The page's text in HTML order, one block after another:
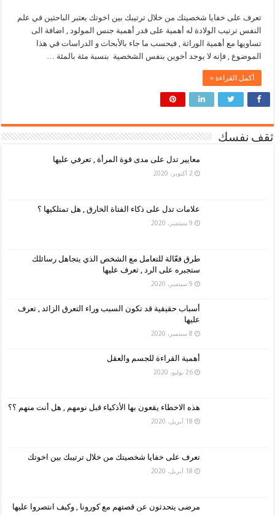
تعرف على خفايا شخصيتك من خلال ترتيبك بين اخوتك يعتبر الباحثين في علم
النفس ترتيب الولادة له أهمية على قدر أهمية جنس المولود , اضافة الى
تساويها مع أهمية الوراثة , فبحسب ما جاء بالأبحاث و الدراسات في هذا
الموضوع , فإنه لا يوجد أخوين بنفس الشخصية بنسبة مئة بالمئة …
أكمل القراءة »
ثقف نفسك
معايير تدل على مدى قوة المرأة , تعرفي عليها
2 أكتوبر، 2020
علامات تدل على ذكاء الفتاة الخارق , هل تمتلكيها ؟
9 سبتمبر، 2020
طرق فعّالة للتعامل مع الشخص الذي يتجاهل رسائلك
ستجبره على الرد , تعرف عليها
9 سبتمبر، 2020
أسباب حقيقية قد تكون السبب وراء التعرق الزائد , تعرف
عليها
8 سبتمبر، 2020
أهمية القراءة للجسم والعقل
26 يوليو، 2020
هذه الاخطاء يقعون بها الأذكياء قبل نومهم , هل أنت منهم ؟؟
18 أبريل، 2020
تعرف على خفايا شخصيتك من خلال ترتيبك بين اخوتك
18 أبريل، 2020
مرضى يتحدثون عن قصتهم مع كورونا , وكيف انتصروا عليها